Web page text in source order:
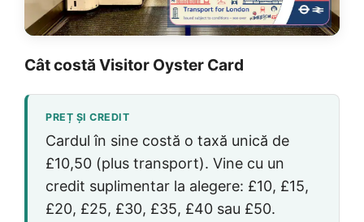
Cât costă Visitor Oyster Card
PREȚ ȘI CREDIT
Cardul în sine costă o taxă unică de
£10,50 (plus transport). Vine cu un
credit suplimentar la alegere: £10, £15,
£20, £25, £30, £35, £40 sau £50.